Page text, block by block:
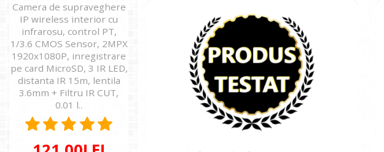
Camera de supraveghere
IP wireless interior cu
infrarosu, control PT,
1/3.6 CMOS Sensor, 2MPX
1920x1080P, inregistrare
pe card MicroSD, 3 IR LED,
distanta IR 15m, lentila
3.6mm + Filtru IR CUT,
0.01 l..